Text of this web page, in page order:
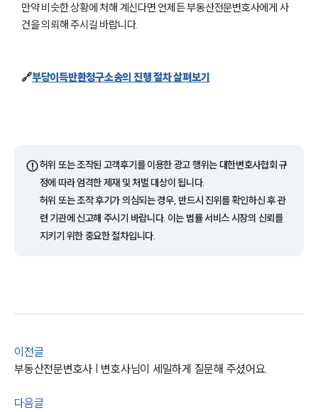
업무분야
소식/자료
언론보도
공지사항
법률 블로그
대륜법률상담예약
만약 비슷한 상황에 처해 계신다면 언제든 부동산전문변호사에게 사
건을 의뢰해 주시길 바랍니다.
🔗부당이득반환청구소송의 진행 절차 살펴보기
⚠️허위 또는 조작된 고객후기를 이용한 광고 행위는 대한변호사협회 규
정에 따라 엄격한 제재 및 처벌 대상이 됩니다.
허위 또는 조작 후기가 의심되는 경우, 반드시 진위를 확인하신 후 관
련 기관에 신고해 주시기 바랍니다. 이는 법률 서비스 시장의 신뢰를
지키기 위한 중요한 절차입니다.
이전글
부동산전문변호사 | 변호사님이 세밀하게 질문해 주셨어요.
다음글